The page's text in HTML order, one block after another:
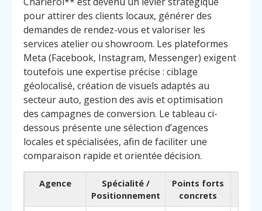
pour attirer des clients locaux, générer des
demandes de rendez-vous et valoriser les
services atelier ou showroom. Les plateformes
Meta (Facebook, Instagram, Messenger) exigent
toutefois une expertise précise : ciblage
géolocalisé, création de visuels adaptés au
secteur auto, gestion des avis et optimisation
des campagnes de conversion. Le tableau ci-
dessous présente une sélection d’agences
locales et spécialisées, afin de faciliter une
comparaison rapide et orientée décision.
Agence
Spécialité /
Positionnement
Points forts
concrets